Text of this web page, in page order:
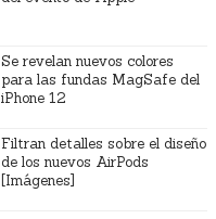
Se revelan nuevos colores
para las fundas MagSafe del
iPhone 12
Filtran detalles sobre el diseño
de los nuevos AirPods
[Imágenes]